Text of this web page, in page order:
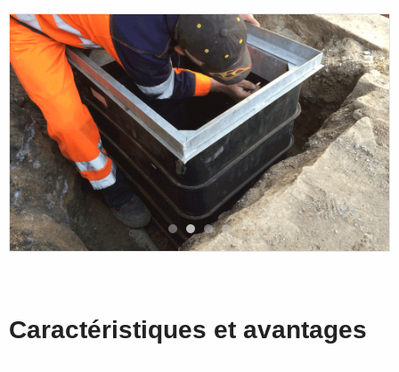
Caractéristiques et avantages